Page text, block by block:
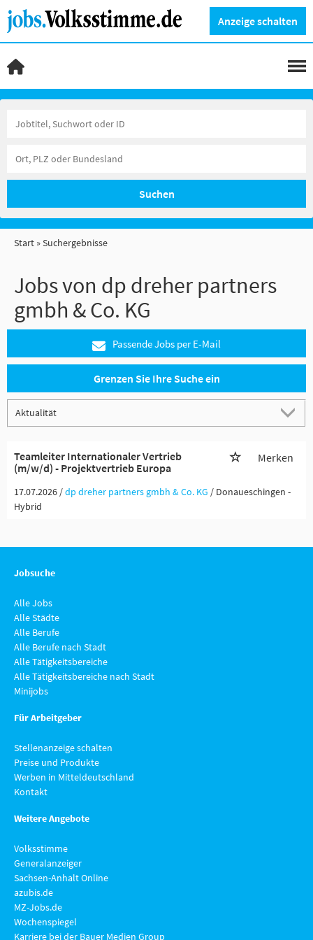
Anzeige schalten
Suchen
Start Suchergebnisse
Jobs von dp dreher partners
gmbh & Co. KG
Passende Jobs per E-Mail
Grenzen Sie Ihre Suche ein
Teamleiter Internationaler Vertrieb
(m/w/d) - Projektvertrieb Europa
Merken
17.07.2026 /dp dreher partners gmbh & Co. KG / Donaueschingen -
Hybrid
Jobsuche
Alle Jobs
Alle Städte
Alle Berufe
Alle Berufe nach Stadt
Alle Tätigkeitsbereiche
Alle Tätigkeitsbereiche nach Stadt
Minijobs
Für Arbeitgeber
Stellenanzeige schalten
Preise und Produkte
Werben in Mitteldeutschland
Kontakt
Weitere Angebote
Volksstimme
Generalanzeiger
Sachsen-Anhalt Online
azubis.de
MZ-Jobs.de
Wochenspiegel
Karriere bei der Bauer Medien Group